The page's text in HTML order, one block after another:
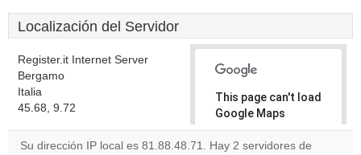
Localización del Servidor
Register.it Internet Server
Bergamo
Italia
45.68, 9.72
This page can't load
Google Maps
correctly.
Su dirección IP local es 81.88.48.71. Hay 2 servidores de